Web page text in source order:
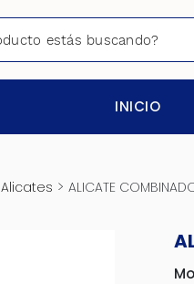
INICIO
Alicates > ALICATE